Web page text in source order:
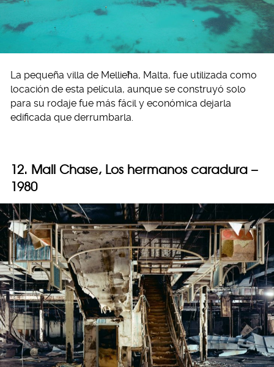
La pequeña villa de Mellieħa, Malta, fue utilizada como
locación de esta película, aunque se construyó solo
para su rodaje fue más fácil y económica dejarla
edificada que derrumbarla.
12. Mall Chase, Los hermanos caradura –
1980